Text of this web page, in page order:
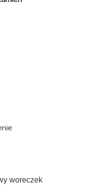
woreczek